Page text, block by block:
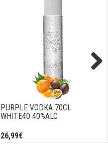
PURPLE VODKA 70CL
WHITE40 40%ALC
26,99€